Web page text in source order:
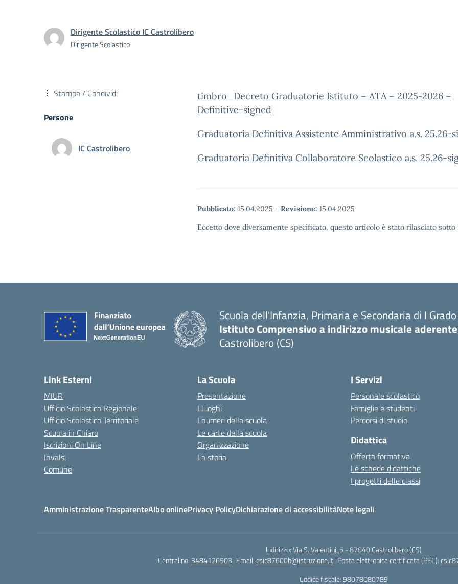
Dirigente Scolastico IC Castrolibero
Dirigente Scolastico
timbro_Decreto Graduatorie Istituto – ATA – 2025-2026 –
Definitive-signed
Graduatoria Definitiva Assistente Amministrativo a.s. 25.26-
Graduatoria Definitiva Collaboratore Scolastico a.s. 25.26-
Pubblicato: 15.04.2025 - Revisione: 15.04.2025
Eccetto dove diversamente specificato, questo articolo è stato rilasciato
Stampa / Condividi
Persone
IC Castrolibero
Scuola dell'Infanzia, Primaria e Secondaria di I Grado
Istituto Comprensivo a indirizzo musicale
Castrolibero (CS)
Link Esterni
MIUR
Ufficio Scolastico Regionale
Ufficio Scolastico Territoriale
Scuola in Chiaro
Iscrizioni On Line
Invalsi
Comune
La Scuola
Presentazione
I luoghi
I numeri della scuola
Le carte della scuola
Organizzazione
La storia
I Servizi
Personale scolastico
Famiglie e studenti
Percorsi di studio
Didattica
Offerta formativa
Le schede didattiche
I progetti delle classi
Amministrazione TrasparenteAlbo onlinePrivacy PolicyDichiarazione di accessibilitàNote legali
Indirizzo:Via S. Valentini, 5 - 87040 Castrolibero (CS)
Centralino: 3484126903 Email:csic87600b@istruzione.it Posta elettronica certificata (PEC):
Codice fiscale: 98078080789